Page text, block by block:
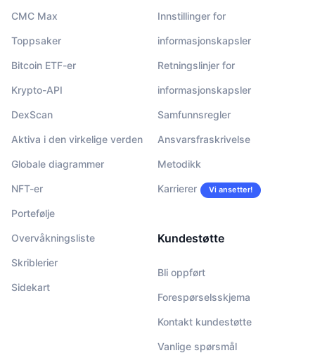
CMC Max
Toppsaker
Bitcoin ETF-er
Krypto-API
DexScan
Aktiva i den virkelige verden
Globale diagrammer
NFT-er
Portefølje
Overvåkningsliste
Skriblerier
Sidekart
Innstillinger for
informasjonskapsler
Retningslinjer for
informasjonskapsler
Samfunnsregler
Ansvarsfraskrivelse
Metodikk
Karrierer Vi ansetter!
Kundestøtte
Bli oppført
Forespørselsskjema
Kontakt kundestøtte
Vanlige spørsmål